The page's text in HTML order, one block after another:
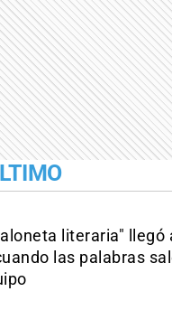
literaria" llegó
las palabras